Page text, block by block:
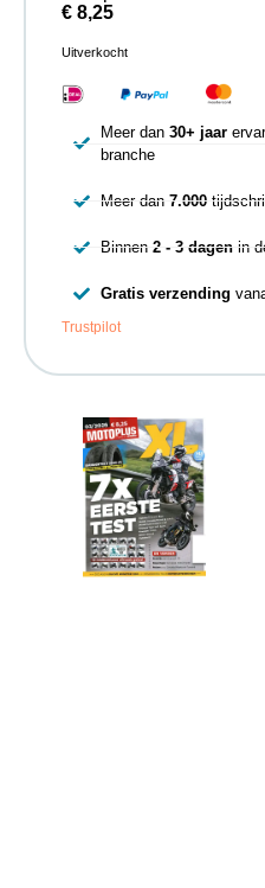
€ 8,25
Uitverkocht
Meer dan 30+ jaar
branche
Meer dan 7.000
Binnen 2 - 3 dagenin
Gratis verzending
Trustpilot